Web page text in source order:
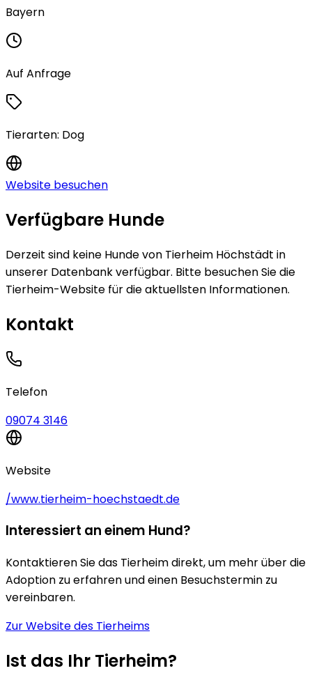
Bayern
Auf Anfrage
Tierarten: Dog
Website besuchen
Verfügbare Hunde
Derzeit sind keine Hundevon Tierheim Höchstädt in
unserer Datenbank verfügbar. Bitte besuchen Sie die
Tierheim-Website für die aktuellsten Informationen.
Kontakt
Telefon
09074 3146
Website
/www.tierheim-hoechstaedt.de
Interessiert an einem Hund?
Kontaktieren Sie das Tierheim direkt, um mehr über die
Adoption zu erfahren und einen Besuchstermin zu
vereinbaren.
Zur Website des Tierheims
Ist das Ihr Tierheim?